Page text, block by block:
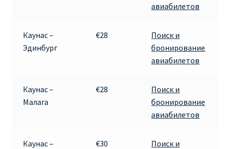
авиабилетов
Каунас –
Эдинбург
€28
Поиск и
бронирование
авиабилетов
Каунас –
Малага
€28
Поиск и
бронирование
авиабилетов
Каунас –
€30
Поиск и